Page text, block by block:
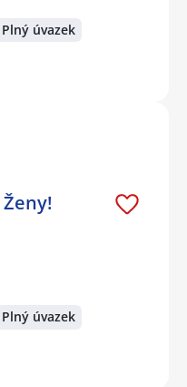
Plný úvazek
Plný úvazek